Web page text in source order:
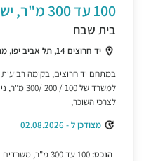
100 עד 300 מ"ר, ישודרג ויותאם לצרכי...
בית שבח
יד חרוצים 14, תל אביב יפו, מתחם ריבל / יד חרוצים
במתחם יד חרוצים, בקומה רביעית
למשרד של
לצרכי השוכר,
מצודכן ל - 02.08.2026
הנכס: